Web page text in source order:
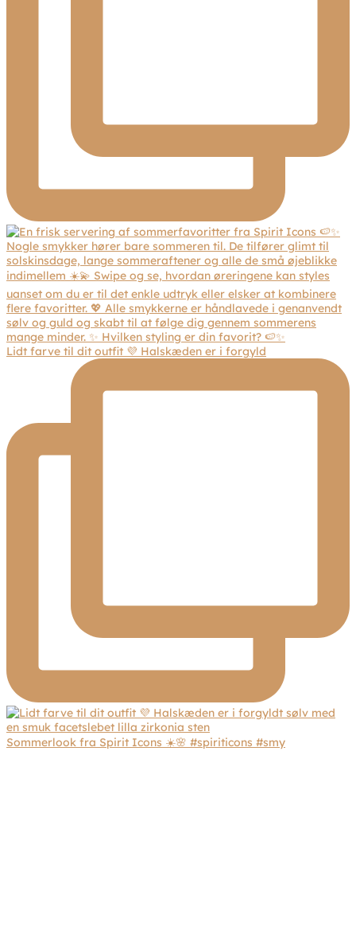
Lidt farve til dit outfit 💜 Halskæden er i forgyld
Sommerlook fra Spirit Icons ☀️🌸 #spiriticons #smy